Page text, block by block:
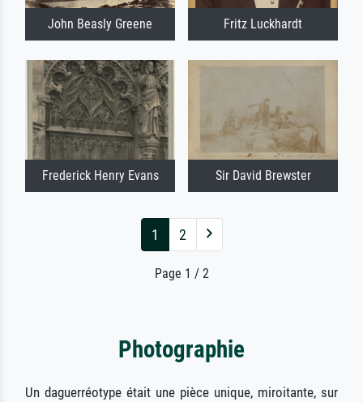
John Beasly Greene Fritz Luckhardt
Frederick Henry Evans Sir David Brewster
1 2
Page 1 / 2
Photographie
Un daguerréotype était une pièce unique, miroitante, sur